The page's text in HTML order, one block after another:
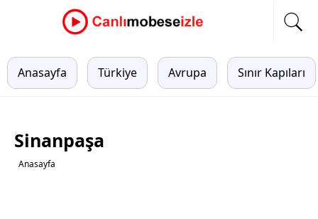
Anasayfa Türkiye Avrupa Sınır Kapıları
Sinanpaşa
Anasayfa